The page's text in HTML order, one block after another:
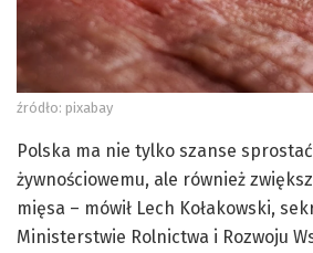
źródło: pixabay
Polska ma nie tylko szanse
żywnościowemu, ale również
mięsa – mówił Lech Kołakowski,
Ministerstwie Rolnictwa i Rozwoju